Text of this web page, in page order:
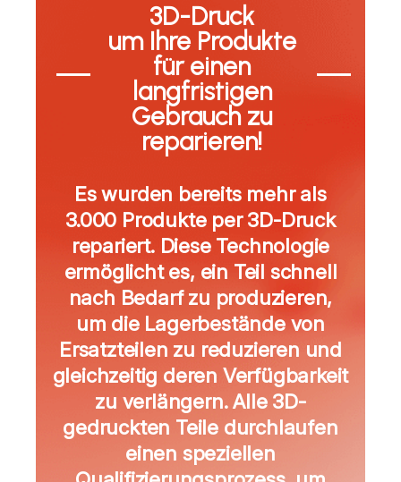
3D-Druck
um Ihre Produkte
für einen
langfristigen
Gebrauch zu
reparieren!
Es wurden bereits mehr als
3.000 Produkte per 3D-Druck
repariert. Diese Technologie
ermöglicht es, ein Teil schnell
nach Bedarf zu produzieren,
um die Lagerbestände von
Ersatzteilen zu reduzieren und
gleichzeitig deren Verfügbarkeit
zu verlängern. Alle 3D-
gedruckten Teile durchlaufen
einen speziellen